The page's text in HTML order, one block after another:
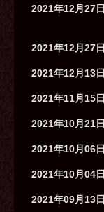
2021年12月27日
2021年12月27日
2021年12月13日
2021年11月15日
2021年10月21日
2021年10月06日
2021年10月04日
2021年09月13日